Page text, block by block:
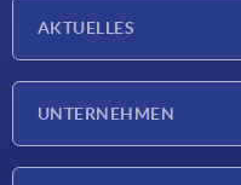
AKTUELLES
UNTERNEHMEN